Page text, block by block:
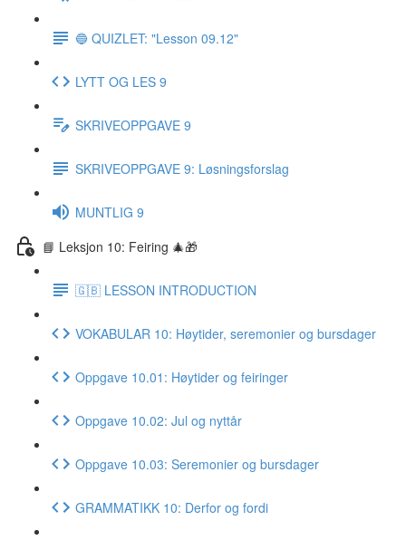
🔵 QUIZLET: "Lesson 09.12"
LYTT OG LES 9
SKRIVEOPPGAVE 9
SKRIVEOPPGAVE 9: Løsningsforslag
MUNTLIG 9
📘 Leksjon 10: Feiring 🎄🎁
🇬🇧 LESSON INTRODUCTION
VOKABULAR 10: Høytider, seremonier og bursdager
Oppgave 10.01: Høytider og feiringer
Oppgave 10.02: Jul og nyttår
Oppgave 10.03: Seremonier og bursdager
GRAMMATIKK 10: Derfor og fordi